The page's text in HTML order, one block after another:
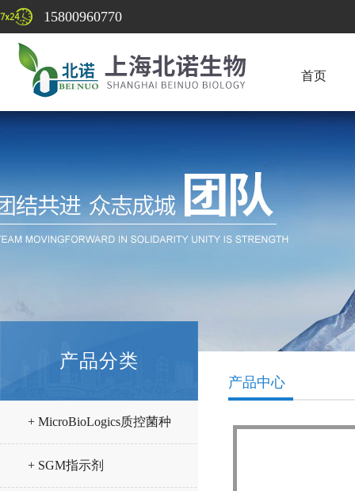
15800960770
首页
产品分类
+ MicroBioLogics质控菌种
+ SGM指示剂
产品中心